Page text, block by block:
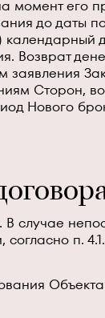
момент его
до даты
Сторон,
Нового
случае
п.